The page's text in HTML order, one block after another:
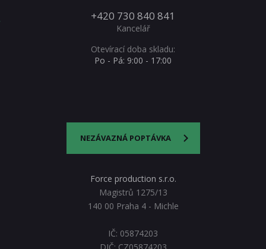
+420 730 840 841
Kancelář
Otevírací doba skladu:
Po - Pá: 9:00 - 17:00
NEZÁVAZNÁ POPTÁVKA
Force production s.r.o.
Magistrů 1275/13
140 00 Praha 4 - Michle
IČ: 05874203